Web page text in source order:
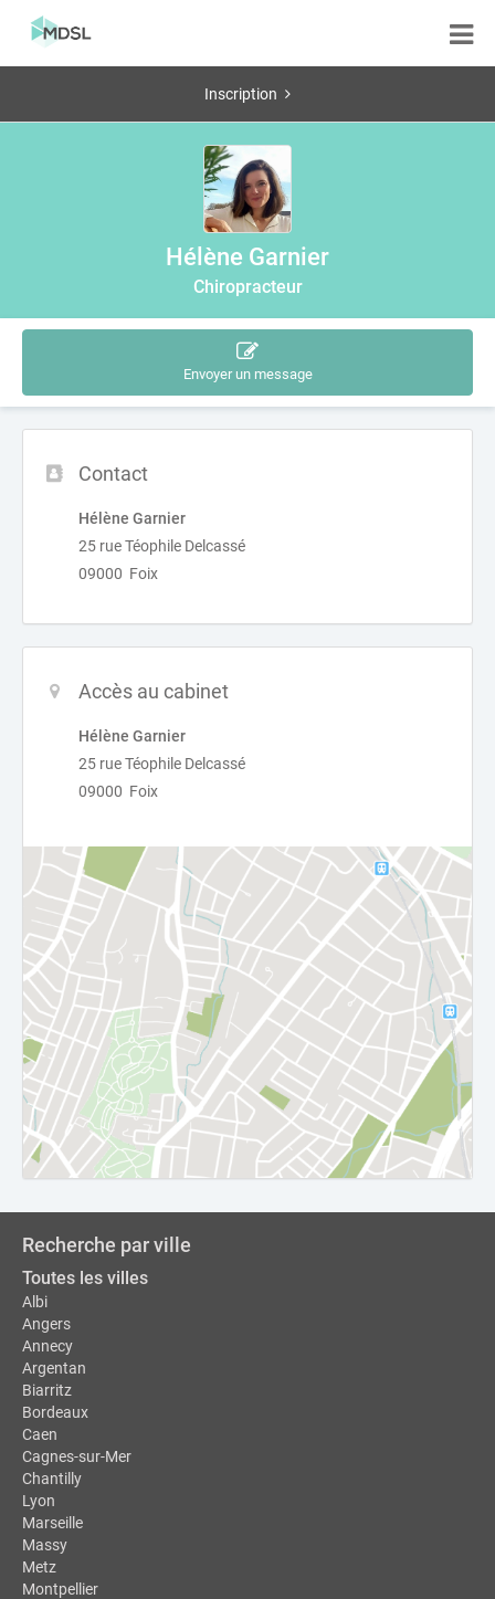
Inscription
Hélène Garnier
Chiropracteur
Envoyer un message
Contact
Hélène Garnier
25 rue Téophile Delcassé
09000 Foix
Accès au cabinet
Hélène Garnier
25 rue Téophile Delcassé
09000 Foix
Recherche par ville
Toutes les villes
Albi
Angers
Annecy
Argentan
Biarritz
Bordeaux
Caen
Cagnes-sur-Mer
Chantilly
Lyon
Marseille
Massy
Metz
Montpellier